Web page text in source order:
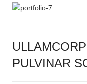
PULVINAR